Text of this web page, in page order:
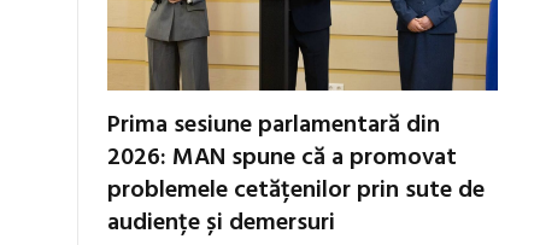
Prima sesiune parlamentară din
2026: MAN spune că a promovat
problemele cetățenilor prin sute de
audiențe și demersuri